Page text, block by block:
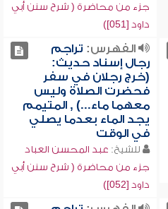
جزء من محاضرة ( شرح سنن أبي
داود [051])
الفهرس: تراجم
رجال إسناد حديث:
(خرج رجلان في سفر
فحضرت الصلاة وليس
معهما ماء...) , المتيمم
يجد الماء بعدما يصلي
في الوقت
للشيخ: عبد المحسن العباد
جزء من محاضرة ( شرح سنن أبي
داود [052])